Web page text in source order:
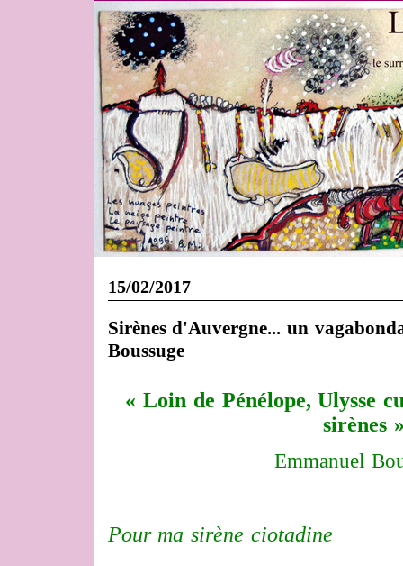
15/02/2017
Sirènes d'Auvergne... un
Boussuge
« Loin de Pénélope, Ulysse
sirènes
Emmanuel
Pour ma sirène ciotadine